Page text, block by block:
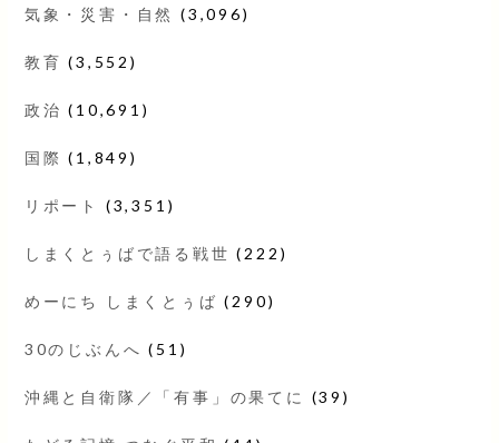
気象・災害・自然 (3,096)
教育 (3,552)
政治 (10,691)
国際 (1,849)
リポート (3,351)
しまくとぅばで語る戦世 (222)
めーにち しまくとぅば (290)
30のじぶんへ (51)
沖縄と自衛隊／「有事」の果てに (39)